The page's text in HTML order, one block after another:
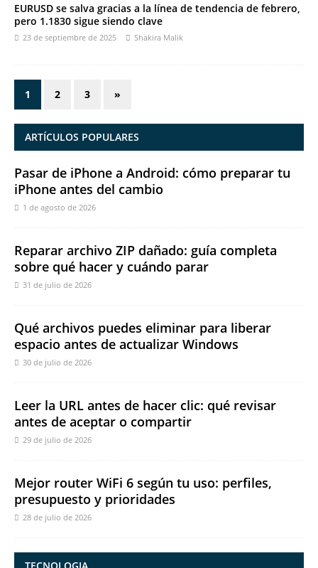
EURUSD se salva gracias a la línea de tendencia de febrero,
pero 1.1830 sigue siendo clave
23 de septiembre de 2025 Shakira Malik
1 2 3 »
ARTÍCULOS POPULARES
Pasar de iPhone a Android: cómo preparar tu
iPhone antes del cambio
1 de agosto de 2026
Reparar archivo ZIP dañado: guía completa
sobre qué hacer y cuándo parar
31 de julio de 2026
Qué archivos puedes eliminar para liberar
espacio antes de actualizar Windows
30 de julio de 2026
Leer la URL antes de hacer clic: qué revisar
antes de aceptar o compartir
29 de julio de 2026
Mejor router WiFi 6 según tu uso: perfiles,
presupuesto y prioridades
28 de julio de 2026